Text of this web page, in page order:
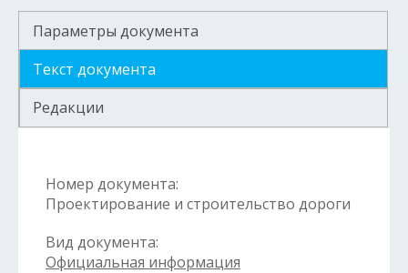
Параметры документа
Текст документа
Редакции
Номер документа:
Проектирование и строительство дороги
Вид документа:
Официальная информация